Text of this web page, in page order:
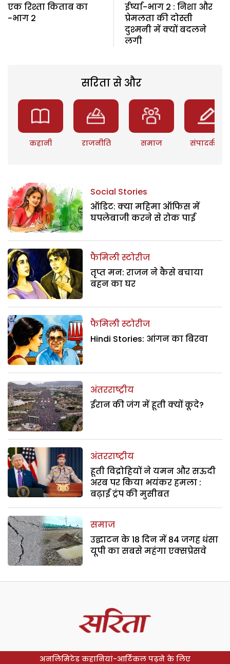
एक रिश्ता किताब का
-भाग 2
ईर्ष्या-भाग 2 : निशा और
प्रेमलता की दोस्ती
दुश्मनी में क्यों बदलने
लगी
सरिता से और
कहानी राजनीति समाज संपादकीय
Social Stories
ऑडिट: क्या महिमा ऑफिस में
घपलेबाजी करने से रोक पाई
फैमिली स्टोरीज
तृप्त मन: राजन ने कैसे बचाया
बहन का घर
फैमिली स्टोरीज
Hindi Stories: आंगन का बिरवा
अंतरराष्ट्रीय
ईरान की जंग में हूती क्यों कूदे?
अंतरराष्ट्रीय
हूती विद्रोहियों ने यमन और सऊदी
अरब पर किया भयंकर हमला :
बढ़ाई ट्रंप की मुसीबत
समाज
उद्घाटन के 18 दिन में 84 जगह धंसा
यूपी का सबसे महंगा एक्सप्रेसवे
अनलिमिटेड कहानियां-आर्टिकल पढ़ने के लिए